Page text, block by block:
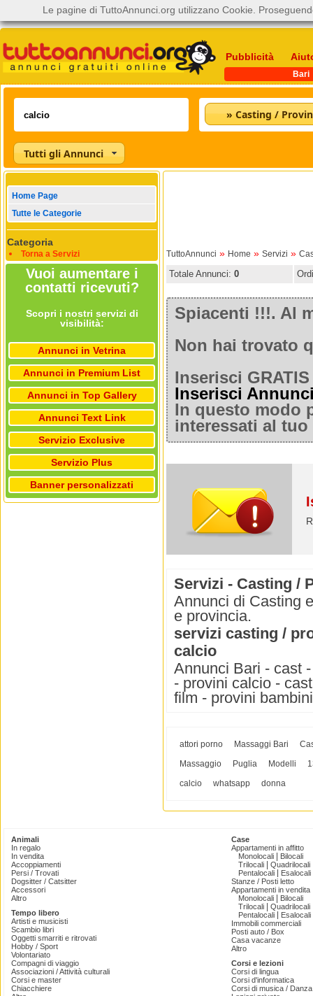
Pubblicità
Bari
» Casting /
Tutti gli Annunci
Home Page
Tutte le Categorie
Categoria
Torna a Servizi
Vuoi aumentare i
contatti ricevuti?
Scopri i nostri servizi di
visibilità:
Annunci in Vetrina
Annunci in Premium List
Annunci in Top Gallery
Annunci Text Link
Servizio Exclusive
Servizio Plus
Banner personalizzati
TuttoAnnunci » Home » Servizi »
Totale Annunci: 0
Spiacenti !!!. Al
Non hai trovato
Inserisci
Inserisci
In questo modo
interessati al
Servizi - Casting /
Annunci di Casting
e provincia.
servizi casting /
calcio
Annunci Bari - cast
- provini calcio -
film - provini
attori porno Massaggi Bari
Massaggio
Puglia Modelli
calcio
whatsapp donna
Animali
In regalo
In vendita
Accoppiamenti
Persi / Trovati
Dogsitter / Catsitter
Accessori
Altro
Tempo libero
Artisti e musicisti
Scambio libri
Oggetti smarriti e ritrovati
Hobby / Sport
Volontariato
Compagni di viaggio
Associazioni / Attività culturali
Corsi e master
Chiacchiere
Case
Appartamenti in affitto
Monolocali
Bilocali
Trilocali
Quadrilocali
Pentalocali
Esalocali
Stanze / Posti letto
Appartamenti in vendita
Monolocali
Bilocali
Trilocali
Quadrilocali
Pentalocali
Esalocali
Immobili commerciali
Posti auto / Box
Casa vacanze
Altro
Corsi e lezioni
Corsi di lingua
Corsi d'informatica
Corsi di musica /
Le pagine di TuttoAnnunci.org utilizzano Cookie.